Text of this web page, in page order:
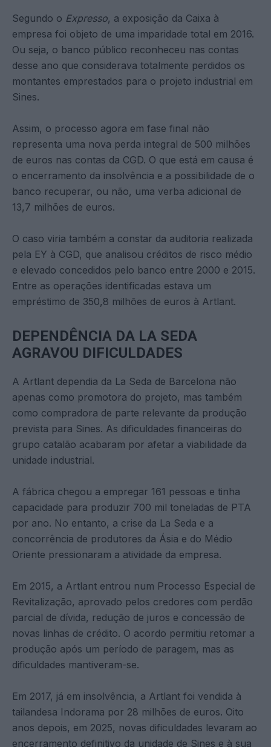
Segundo o Expresso, a exposição da Caixa à
empresa foi objeto de uma imparidade total em 2016.
Ou seja, o banco público reconheceu nas contas
desse ano que considerava totalmente perdidos os
montantes emprestados para o projeto industrial em
Sines.
Assim, o processo agora em fase final não
representa uma nova perda integral de 500 milhões
de euros nas contas da CGD. O que está em causa é
o encerramento da insolvência e a possibilidade de o
banco recuperar, ou não, uma verba adicional de
13,7 milhões de euros.
O caso viria também a constar da auditoria realizada
pela EY à CGD, que analisou créditos de risco médio
e elevado concedidos pelo banco entre 2000 e 2015.
Entre as operações identificadas estava um
empréstimo de 350,8 milhões de euros à Artlant.
DEPENDÊNCIA DA LA SEDA
AGRAVOU DIFICULDADES
A Artlant dependia da La Seda de Barcelona não
apenas como promotora do projeto, mas também
como compradora de parte relevante da produção
prevista para Sines. As dificuldades financeiras do
grupo catalão acabaram por afetar a viabilidade da
unidade industrial.
A fábrica chegou a empregar 161 pessoas e tinha
capacidade para produzir 700 mil toneladas de PTA
por ano. No entanto, a crise da La Seda e a
concorrência de produtores da Ásia e do Médio
Oriente pressionaram a atividade da empresa.
Em 2015, a Artlant entrou num Processo Especial de
Revitalização, aprovado pelos credores com perdão
parcial de dívida, redução de juros e concessão de
novas linhas de crédito. O acordo permitiu retomar a
produção após um período de paragem, mas as
dificuldades mantiveram-se.
Em 2017, já em insolvência, a Artlant foi vendida à
tailandesa Indorama por 28 milhões de euros. Oito
anos depois, em 2025, novas dificuldades levaram ao
encerramento definitivo da unidade de Sines e à sua